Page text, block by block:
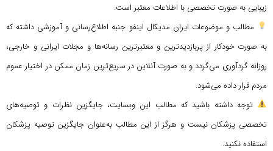
زیبایی به صورت تخصصی با اطلاعات معتبر است.
مطالب و موضوعات ایران مدیکال اینفو جنبه اطلاع‌رسانی و آموزشی داشته که
به صورت خودکار از پربازدیدترین و معتبرترین رسانه‌ها و مجلات ایرانی و خارجی،
روزانه گردآوری می‌گردد و به صورت آنلاین در سریع‌ترین زمان ممکن در اختیار عموم
مردم قرار داده می‌شود.
توجه داشته باشید که مطالب این وبسایت، جایگزین نظرات و توصیه‌های
تخصصی پزشکان نیست و هرگز از این مطالب به‌عنوان جایگزین توصیه پزشکان
استفاده نکنید.